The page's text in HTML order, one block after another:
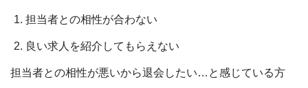
担当者との相性が合わない
良い求人を紹介してもらえない
担当者との相性が悪いから退会したい…と感じている方